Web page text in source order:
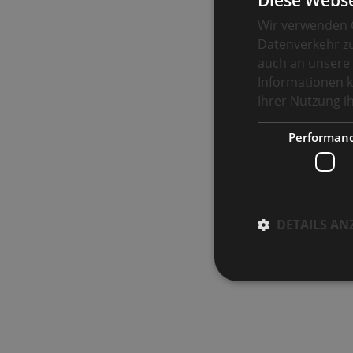
Wir verwenden
Datenverkehr
auch an
Informationen
Ihrer Nutzung
DETAILS
Performance-
können nicht